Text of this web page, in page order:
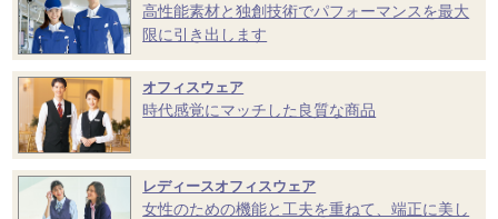
高性能素材と独創技術でパフォーマンスを最大
限に引き出します
オフィスウェア
時代感覚にマッチした良質な商品
レディースオフィスウェア
女性のための機能と工夫を重ねて、端正に美し